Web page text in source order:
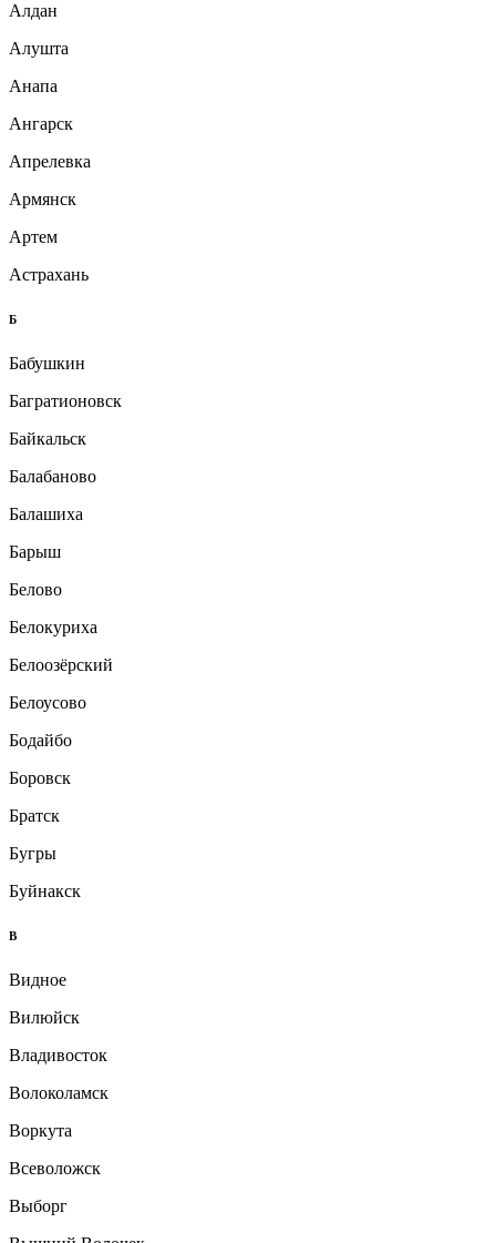
Алдан
Алушта
Анапа
Ангарск
Апрелевка
Армянск
Артем
Астрахань
Б
Бабушкин
Багратионовск
Байкальск
Балабаново
Балашиха
Барыш
Белово
Белокуриха
Белоозёрский
Белоусово
Бодайбо
Боровск
Братск
Бугры
Буйнакск
В
Видное
Вилюйск
Владивосток
Волоколамск
Воркута
Всеволожск
Выборг